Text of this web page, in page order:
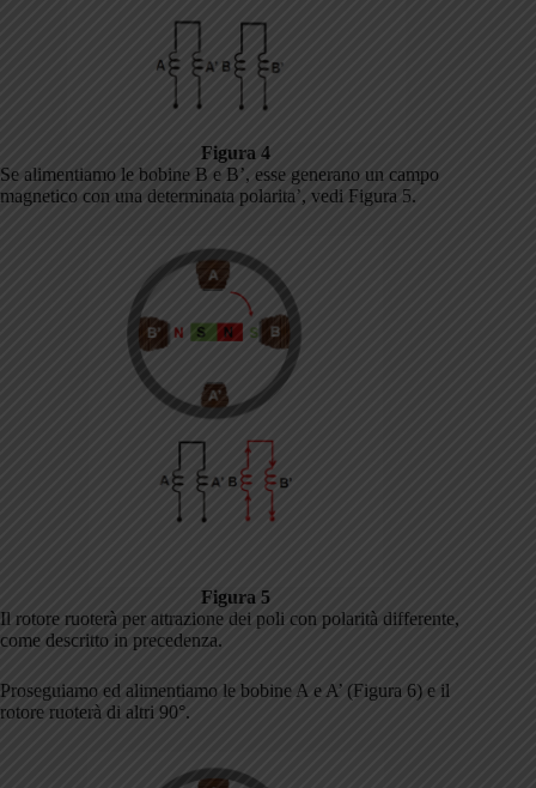
Figura 4
Se alimentiamo le bobine B e B’, esse generano un campo
magnetico con una determinata polarita’, vedi Figura 5.
Figura 5
Il rotore ruoterà per attrazione dei poli con polarità differente,
come descritto in precedenza.
Proseguiamo ed alimentiamo le bobine A e A’ (Figura 6) e il
rotore ruoterà di altri 90°.